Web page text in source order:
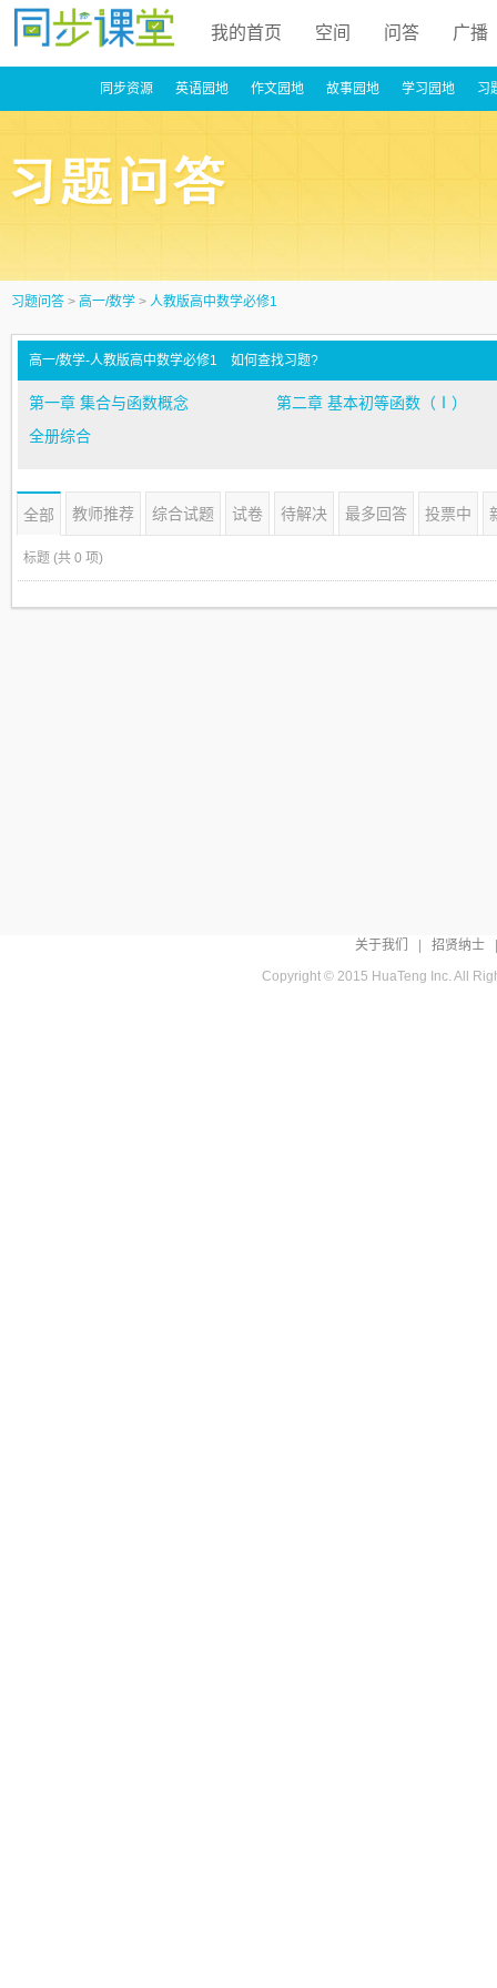
我的首页 空间 问答 广播
同步资源 英语园地 作文园地 故事园地 学习园地 习
习题问答 > 高一/数学 > 人教版高中数学必修1
高一/数学-人教版高中数学必修1 如何查找习题?
第一章 集合与函数概念
第二章 基本初等函数（Ⅰ）
全册综合
全部 教师推荐 综合试题 试卷 待解决 最多回答 投票中
标题 (共 0 项)
关于我们 招贤纳士
Copyright © 2015 HuaTeng Inc. All